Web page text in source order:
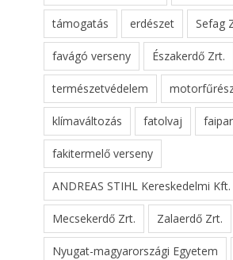
támogatás erdészet Sefag
favágó verseny Északerdő Zrt.
természetvédelem
klímaváltozás fatolvaj faipar
fakitermelő verseny
ANDREAS STIHL Kereskedelmi Kft.
Mecsekerdő Zrt. Zalaerdő Zrt.
Nyugat-magyarországi Egyetem